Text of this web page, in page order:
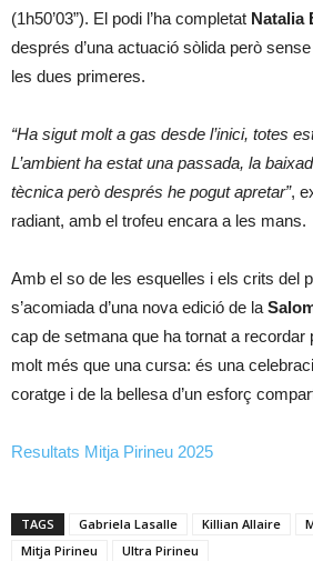
(1h50’03”). El podi l’ha completat Natalia
després d’una actuació sòlida però
les dues primeres.
“Ha sigut molt a gas desde l’inici, totes
L’ambient ha estat una passada, la
tècnica però després he pogut apretar”,
radiant, amb el trofeu encara a les mans.
Amb el so de les esquelles i els crits del
s’acomiada d’una nova edició de la
cap de setmana que ha tornat a recordar
molt més que una cursa: és una
coratge i de la bellesa d’un esforç
Resultats Mitja Pirineu 2025
TAGS Gabriela Lasalle Killian Allaire
Mitja Pirineu
Ultra Pirineu